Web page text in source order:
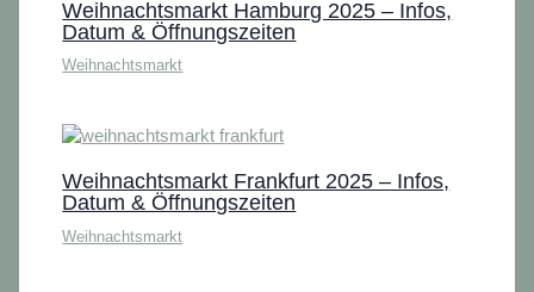
Weihnachtsmarkt Hamburg 2025 – Infos,
Datum & Öffnungszeiten
Weihnachtsmarkt
Weihnachtsmarkt Frankfurt 2025 – Infos,
Datum & Öffnungszeiten
Weihnachtsmarkt